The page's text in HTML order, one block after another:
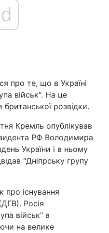
Політика
Світ
Лайт
Туризм
Погода
про те, що в Україні
військ". На це
британської розвідки.
Кремль опублікував
РФ Володимира
України і в ньому
"Дніпрську групу
про існування
Росія
військ" в
на велике